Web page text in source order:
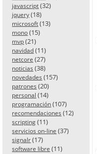
javascript (32)
jquery (18)
microsoft (13)
mono (15)
mvp (21)
navidad (11)
netcore (27)
noticias (38)
novedades (157)
patrones (20)
personal (14)
programación (107)
recomendaciones (12)
scripting (11)
servicios on-line (37)
signalr (17)
software libre (11)